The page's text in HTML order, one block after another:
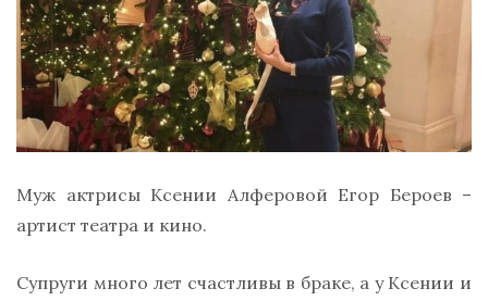
Муж актрисы Ксении Алферовой Егор Бероев –
артист театра и кино.
Супруги много лет счастливы в браке, а у Ксении и